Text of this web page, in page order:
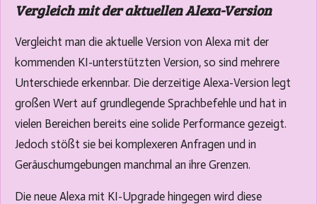
Vergleich mit der aktuellen Alexa-Version
Vergleicht man die aktuelle Version von Alexa mit der
kommenden KI-unterstützten Version, so sind mehrere
Unterschiede erkennbar. Die derzeitige Alexa-Version legt
großen Wert auf grundlegende Sprachbefehle und hat in
vielen Bereichen bereits eine solide Performance gezeigt.
Jedoch stößt sie bei komplexeren Anfragen und in
Geräuschumgebungen manchmal an ihre Grenzen.
Die neue Alexa mit KI-Upgrade hingegen wird diese